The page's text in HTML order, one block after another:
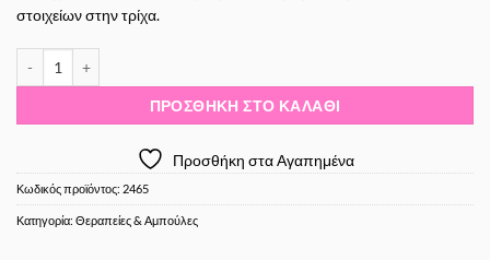
στοιχείων στην τρίχα.
ΠΡΟΣΘΉΚΗ ΣΤΟ ΚΑΛΆΘΙ
Προσθήκη στα Αγαπημένα
Κωδικός προϊόντος: 2465
Κατηγορία: Θεραπείες & Αμπούλες